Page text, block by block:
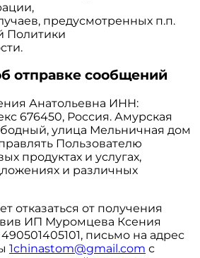
предусмотренных п.п.
Политики
отправке сообщений
Анатольевна ИНН:
676450, Россия. Амурская
улица Мельничная дом
Пользователю
продуктах и услугах,
и различных
отказаться от получения
ИП Муромцева Ксения
письмо на адрес
1chinastom@gmail.com с